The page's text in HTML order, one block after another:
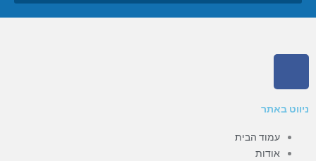
F
c
e
b
o
ניווט באתר
עמוד הבית
אודות